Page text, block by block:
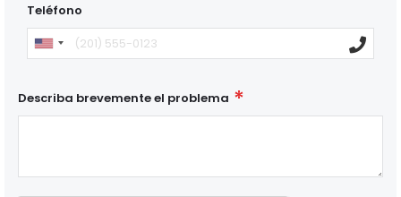
Teléfono
Describa brevemente el problema